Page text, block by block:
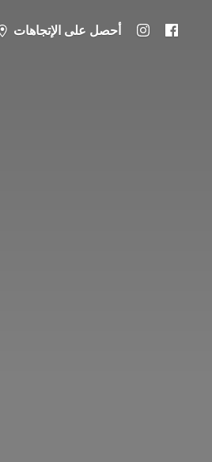
أحصل على الإتجاهات